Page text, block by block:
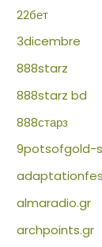
22бет
3dicembre
888starz
888starz bd
888старз
9potsofgold-
almaradio.gr
archpoints.gr